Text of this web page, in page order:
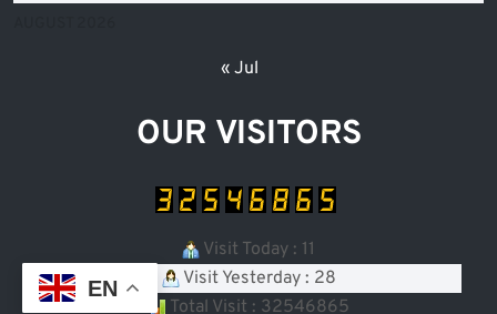
« Jul
OUR VISITORS
Visit Today : 11
Visit Yesterday : 28
Total Visit : 32546865
EN